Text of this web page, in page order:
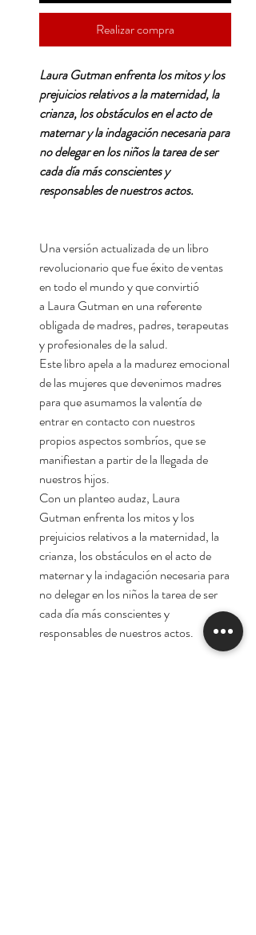
Realizar compra
Laura Gutman enfrenta los mitos y los
prejuicios relativos a la maternidad, la
crianza, los obstáculos en el acto de
maternar y la indagación necesaria para
no delegar en los niños la tarea de ser
cada día más conscientes y
responsables de nuestros actos.
Una versión actualizada de un libro
revolucionario que fue éxito de ventas
en todo el mundo y que convirtió
a Laura Gutman en una referente
obligada de madres, padres, terapeutas
y profesionales de la salud.
Este libro apela a la madurez emocional
de las mujeres que devenimos madres
para que asumamos la valentía de
entrar en contacto con nuestros
propios aspectos sombríos, que se
manifiestan a partir de la llegada de
nuestros hijos.
Con un planteo audaz, Laura
Gutman enfrenta los mitos y los
prejuicios relativos a la maternidad, la
crianza, los obstáculos en el acto de
maternar y la indagación necesaria para
no delegar en los niños la tarea de ser
cada día más conscientes y
responsables de nuestros actos.